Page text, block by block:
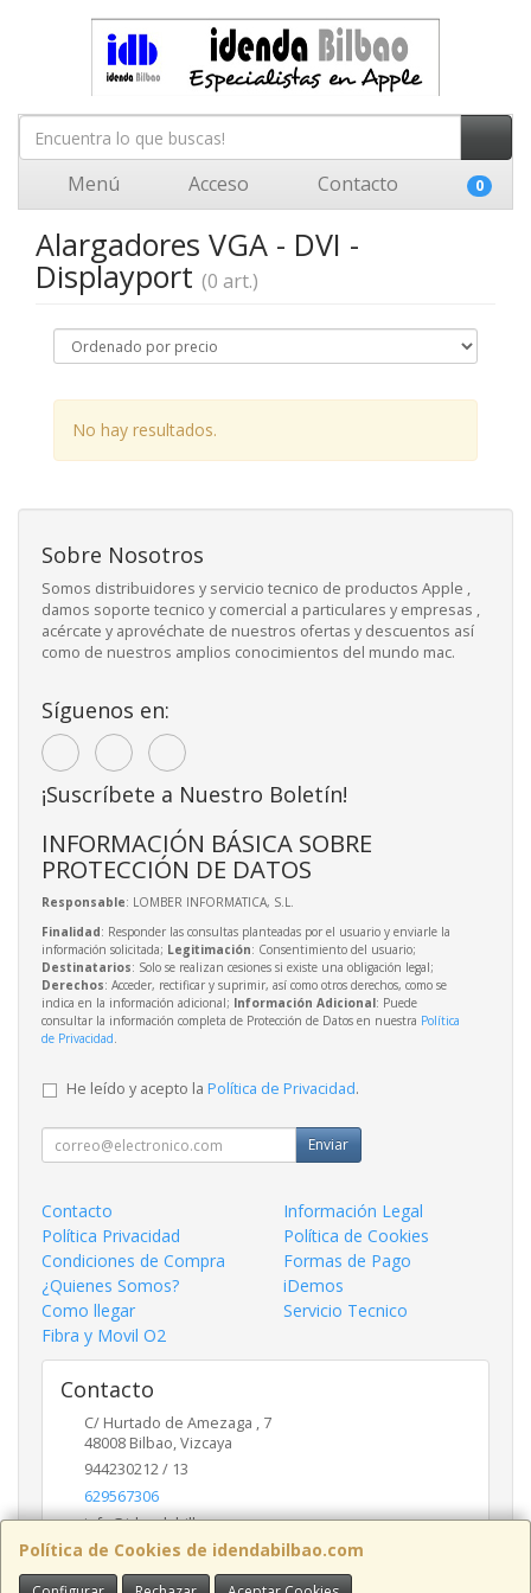
Menú Acceso Contacto 0
Alargadores VGA - DVI -
Displayport (0 art.)
No hay resultados.
Política de Cookies de idendabilbao.com
Sobre Nosotros
Somos distribuidores y servicio tecnico de productos Apple ,
damos soporte tecnico y comercial a particulares y empresas ,
acércate y aprovéchate de nuestros ofertas y descuentos así
como de nuestros amplios conocimientos del mundo mac.
Síguenos en:
¡Suscríbete a Nuestro Boletín!
INFORMACIÓN BÁSICA SOBRE
PROTECCIÓN DE DATOS
Responsable: LOMBER INFORMATICA, S.L.
Finalidad: Responder las consultas planteadas por el usuario y enviarle la
información solicitada; Legitimación: Consentimiento del usuario;
Destinatarios: Solo se realizan cesiones si existe una obligación legal;
Derechos: Acceder, rectificar y suprimir, así como otros derechos, como se
indica en la información adicional; Información Adicional: Puede
consultar la información completa de Protección de Datos en nuestra Política
de Privacidad.
He leído y acepto la Política de Privacidad.
Enviar
Contacto
Información Legal
Política Privacidad
Política de Cookies
Condiciones de Compra
Formas de Pago
¿Quienes Somos?
iDemos
Como llegar
Servicio Tecnico
Fibra y Movil O2
Contacto
C/ Hurtado de Amezaga , 7
48008 Bilbao,Vizcaya
944230212 / 13
629567306
info@idendabilbao.com